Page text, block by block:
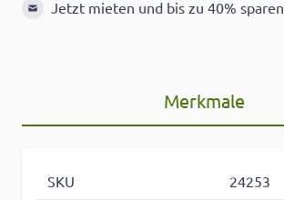
Jetzt mieten und bis zu 40% sparen
Merkmale
SKU
24253